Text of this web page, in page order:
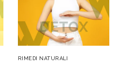
RIMEDI NATURALI